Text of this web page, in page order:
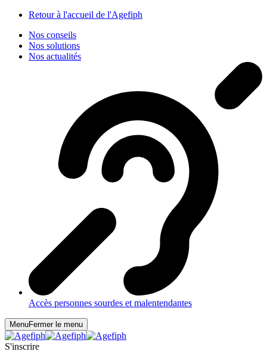
Retour à l'accueil de l'Agefiph
Nos conseils
Nos solutions
Nos actualités
Accès personnes sourdes et malentendantes
MenuFermer le menu
S'inscrire